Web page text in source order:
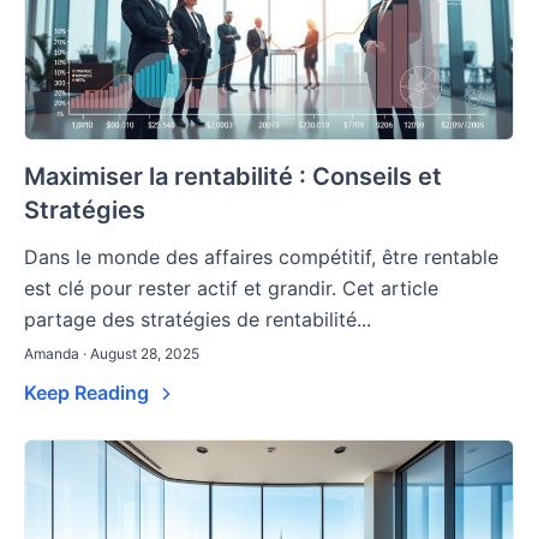
Maximiser la rentabilité : Conseils et
Stratégies
Dans le monde des affaires compétitif, être rentable
est clé pour rester actif et grandir. Cet article
partage des stratégies de rentabilité...
Amanda · August 28, 2025
Keep Reading